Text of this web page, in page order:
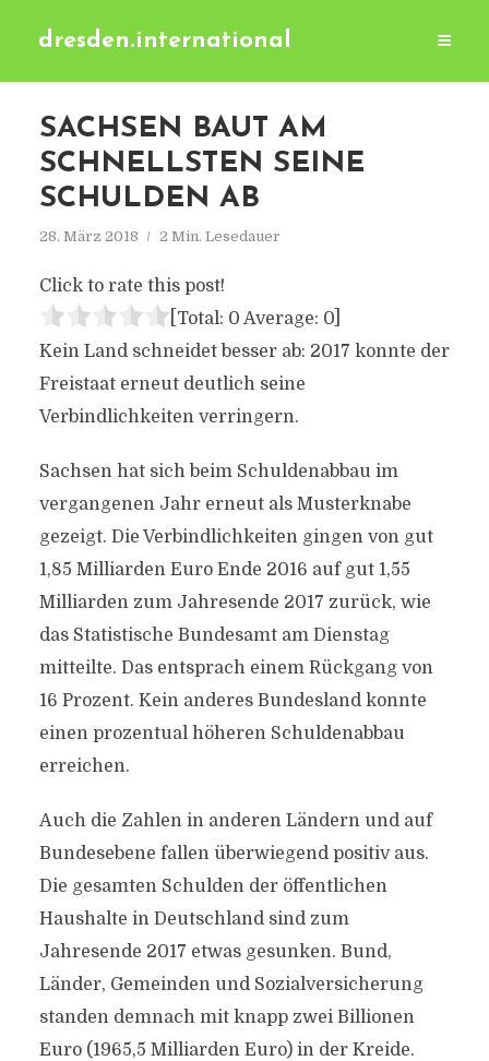
dresden.international
SACHSEN BAUT AM
SCHNELLSTEN SEINE
SCHULDEN AB
28. März 2018 2 Min. Lesedauer
Click to rate this post!
[Total: 0 Average: 0]
Kein Land schneidet besser ab: 2017 konnte der
Freistaat erneut deutlich seine
Verbindlichkeiten verringern.
Sachsen hat sich beim Schuldenabbau im
vergangenen Jahr erneut als Musterknabe
gezeigt. Die Verbindlichkeiten gingen von gut
1,85 Milliarden Euro Ende 2016 auf gut 1,55
Milliarden zum Jahresende 2017 zurück, wie
das Statistische Bundesamt am Dienstag
mitteilte. Das entsprach einem Rückgang von
16 Prozent. Kein anderes Bundesland konnte
einen prozentual höheren Schuldenabbau
erreichen.
Auch die Zahlen in anderen Ländern und auf
Bundesebene fallen überwiegend positiv aus.
Die gesamten Schulden der öffentlichen
Haushalte in Deutschland sind zum
Jahresende 2017 etwas gesunken. Bund,
Länder, Gemeinden und Sozialversicherung
standen demnach mit knapp zwei Billionen
Euro (1965,5 Milliarden Euro) in der Kreide.